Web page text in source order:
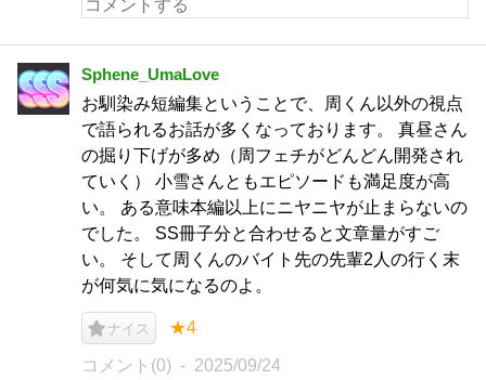
Sphene_UmaLove
お馴染み短編集ということで、周くん以外の視点
で語られるお話が多くなっております。 真昼さん
の掘り下げが多め（周フェチがどんどん開発され
ていく） 小雪さんともエピソードも満足度が高
い。 ある意味本編以上にニヤニヤが止まらないの
でした。 SS冊子分と合わせると文章量がすご
い。 そして周くんのバイト先の先輩2人の行く末
が何気に気になるのよ。
ナイス ★4
コメント(0) 2025/09/24